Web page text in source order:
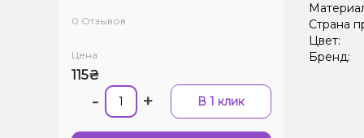
0 Отзывов
Цена:
115₴
- + В 1 клик
Страна
Цвет:
Бренд: